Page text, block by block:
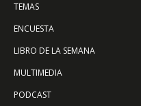
TEMAS
ENCUESTA
LIBRO DE LA SEMANA
MULTIMEDIA
PODCAST